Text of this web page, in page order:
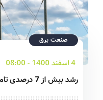
صنعت برق
4 اسفند 1400 - 08:00
رشد بیش از 7 درصدی تامین برق کشور